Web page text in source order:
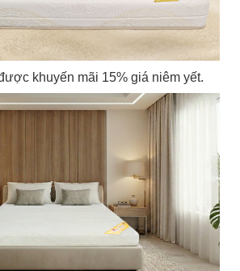
khuyến mãi 15% giá niêm yết.